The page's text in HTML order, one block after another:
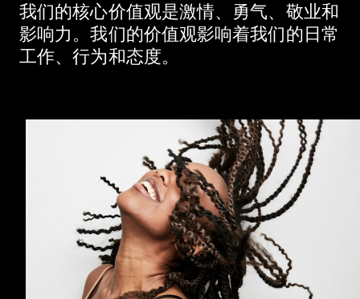
我们的核心价值观是激情、勇气、敬业和
影响力。我们的价值观影响着我们的日常
工作、行为和态度。